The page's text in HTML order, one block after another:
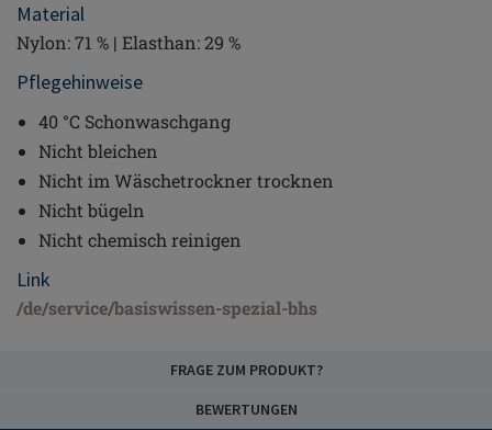
Material
Nylon: 71 % | Elasthan: 29 %
Pflegehinweise
40 °C Schonwaschgang
Nicht bleichen
Nicht im Wäschetrockner trocknen
Nicht bügeln
Nicht chemisch reinigen
Link
/de/service/basiswissen-spezial-bhs
FRAGE ZUM PRODUKT?
BEWERTUNGEN